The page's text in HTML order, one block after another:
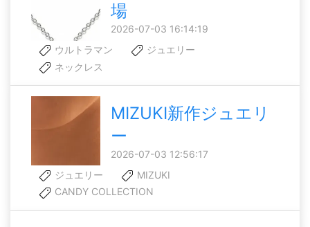
場
2026-07-03 16:14:19
ウルトラマン
ジュエリー
ネックレス
MIZUKI新作ジュエリ
ー
2026-07-03 12:56:17
ジュエリー
MIZUKI
CANDY COLLECTION